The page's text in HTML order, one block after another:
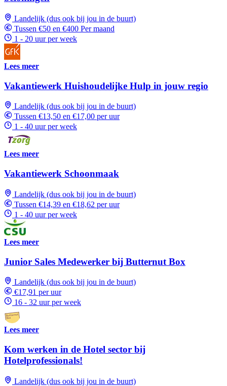
Landelijk (dus ook bij jou in de buurt)
Tussen €50 en €400 Per maand
1 - 20 uur per week
Lees meer
Vakantiewerk Huishoudelijke Hulp in jouw regio
Landelijk (dus ook bij jou in de buurt)
Tussen €13,50 en €17,00 per uur
1 - 40 uur per week
Lees meer
Vakantiewerk Schoonmaak
Landelijk (dus ook bij jou in de buurt)
Tussen €14,39 en €18,62 per uur
1 - 40 uur per week
Lees meer
Junior Sales Medewerker bij Butternut Box
Landelijk (dus ook bij jou in de buurt)
€17,91 per uur
16 - 32 uur per week
Lees meer
Kom werken in de Hotel sector bij
Hotelprofessionals!
Landelijk (dus ook bij jou in de buurt)